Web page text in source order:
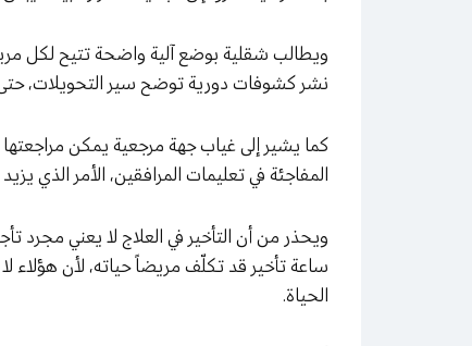
ويطالب شقلية بوضع آلية واضحة تتيح لكل
نشر كشوفات دورية توضح سير التحويلات،
كما يشير إلى غياب جهة مرجعية يمكن مراجعتها
المفاجئة في تعليمات المرافقين، الأمر الذي
ويحذر من أن التأخير في العلاج لا يعني
ساعة تأخير قد تكلّف مريضاً حياته، لأن هؤلاء
الحياة.